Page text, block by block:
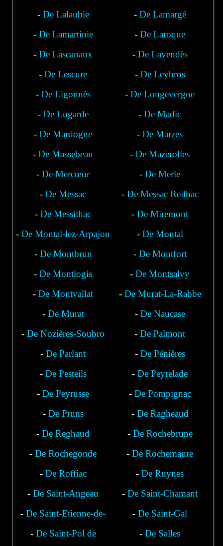
- De Lalaubie - De Lamargé
- De Lamartinie -De Laroque
-De Lascanaux - De Lavendès
-De Lescure - De Leybros
- De Ligonnès -De Longevergne
- De Lugarde -De Madic
-De Mardogne -De Marzes
-De Massebeau -De Mazerolles
-De Mercœur -De Merle
-De Messac
Laroquebrou
- De Messac Reilhac
-De Messilhac -De Miremont
-De Montal-lez-Arpajon - De Montal
- De Montbrun - De Montfort
-De Montlogis -De Montsalvy
-De Montvallat - De Murat-La-Rabbe
- De Murat - De Naucase
-De Nozières-Soubro -De Palmont
-De Parlant - De Pénières
- De Pesteils -De Peyrelade
-De Peyrusse - De Pompignac
- De Pruns - De Ragheaud
-De Reghaud - De Rochebrune
-De Rochegonde -De Rochemaure
- De Roffiac -De Ruynes
-De Saint-Angeau -De Saint-Chamant
-De Saint-Etienne-de-
Chomeil
-De Saint-Gal
- De Saint-Pol de -De Salles